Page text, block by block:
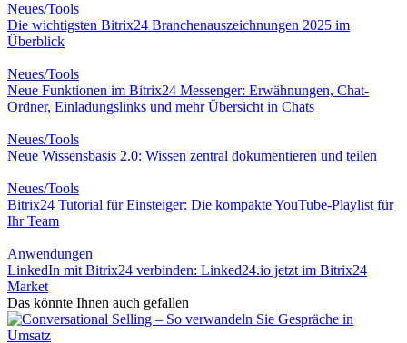
Neues/Tools
Die wichtigsten Bitrix24 Branchenauszeichnungen 2025 im
Überblick
Neues/Tools
Neue Funktionen im Bitrix24 Messenger: Erwähnungen, Chat-
Ordner, Einladungslinks und mehr Übersicht in Chats
Neues/Tools
Neue Wissensbasis 2.0: Wissen zentral dokumentieren und teilen
Neues/Tools
Bitrix24 Tutorial für Einsteiger: Die kompakte YouTube-Playlist für
Ihr Team
Anwendungen
LinkedIn mit Bitrix24 verbinden: Linked24.io jetzt im Bitrix24
Market
Das könnte Ihnen auch gefallen